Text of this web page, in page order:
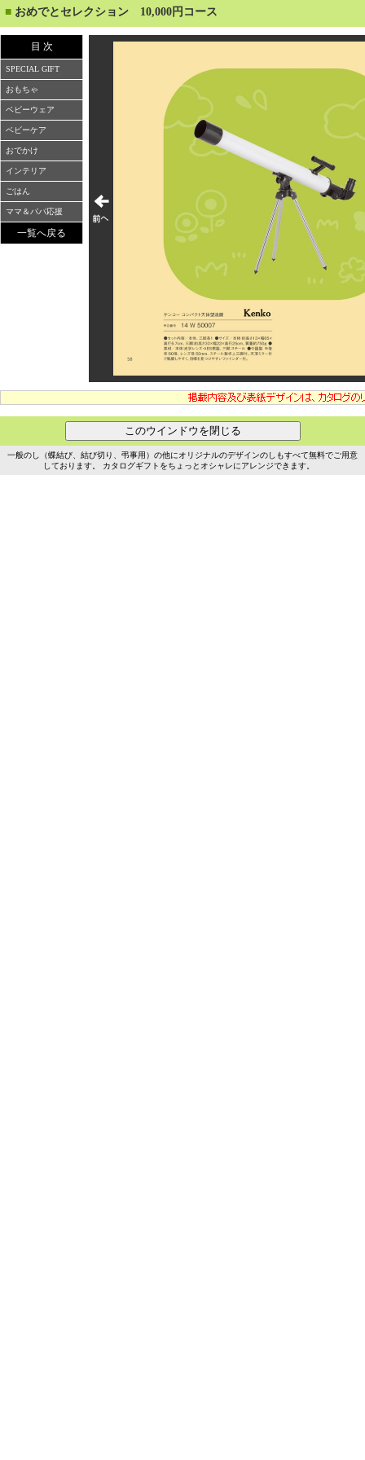
■ おめでとセレクション 10,000円コース
目 次
SPECIAL GIFT
おもちゃ
ベビーウェア
ベビーケア
おでかけ
インテリア
ごはん
ママ＆パパ応援
一覧へ戻る
一般のし（蝶結び、結び切り、弔事用）の他にオリジナルのデザインのしもすべて無料でご用意
しております。 カタログギフトをちょっとオシャレにアレンジできます。